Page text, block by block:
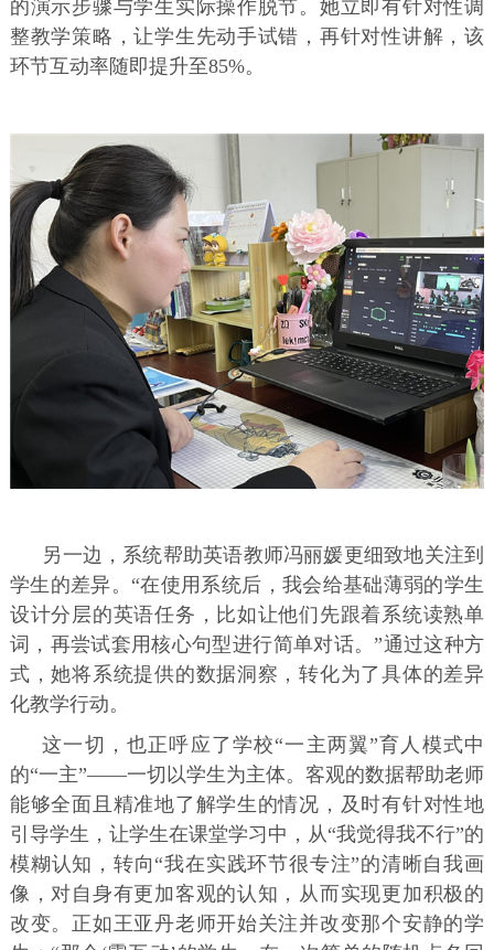
的演示步骤与学生实际操作脱节。她立即有针对性调
整教学策略，让学生先动手试错，再针对性讲解，该
环节互动率随即提升至85%。
另一边，系统帮助英语教师冯丽媛更细致地关注到
学生的差异。“在使用系统后，我会给基础薄弱的学生
设计分层的英语任务，比如让他们先跟着系统读熟单
词，再尝试套用核心句型进行简单对话。”通过这种方
式，她将系统提供的数据洞察，转化为了具体的差异
化教学行动。
这一切，也正呼应了学校“一主两翼”育人模式中
的“一主”——一切以学生为主体。客观的数据帮助老师
能够全面且精准地了解学生的情况，及时有针对性地
引导学生，让学生在课堂学习中，从“我觉得我不行”的
模糊认知，转向“我在实践环节很专注”的清晰自我画
像，对自身有更加客观的认知，从而实现更加积极的
改变。正如王亚丹老师开始关注并改变那个安静的学